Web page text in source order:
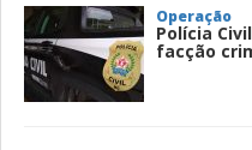
Operação
Polícia
facção